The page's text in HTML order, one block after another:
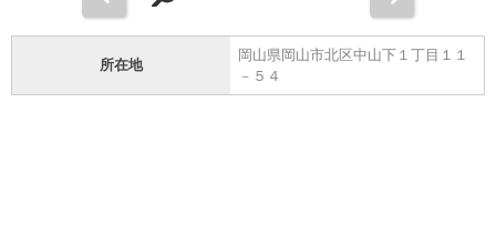
所在地
岡山県岡山市北区中山下１丁目１１
－５４